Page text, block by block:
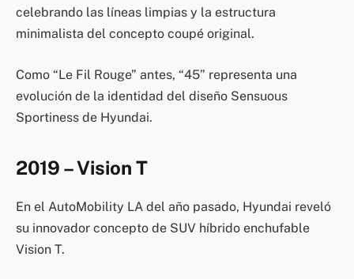
celebrando las líneas limpias y la estructura
minimalista del concepto coupé original.
Como “Le Fil Rouge” antes, “45” representa una
evolución de la identidad del diseño Sensuous
Sportiness de Hyundai.
2019 – Vision T
En el AutoMobility LA del año pasado, Hyundai reveló
su innovador concepto de SUV híbrido enchufable
Vision T.